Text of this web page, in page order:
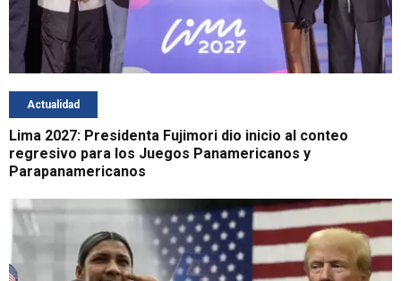
Actualidad
Lima 2027: Presidenta Fujimori dio inicio al conteo
regresivo para los Juegos Panamericanos y
Parapanamericanos